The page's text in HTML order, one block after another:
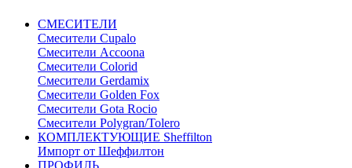
СМЕСИТЕЛИ
Cмесители Cupalo
Смесители Accoona
Смесители Colorid
Смесители Gerdamix
Смесители Golden Fox
Смесители Gota Rocio
Смесители Polygran/Tolero
КОМПЛЕКТУЮЩИЕ Sheffilton
Импорт от Шеффилтон
ПРОФИЛЬ